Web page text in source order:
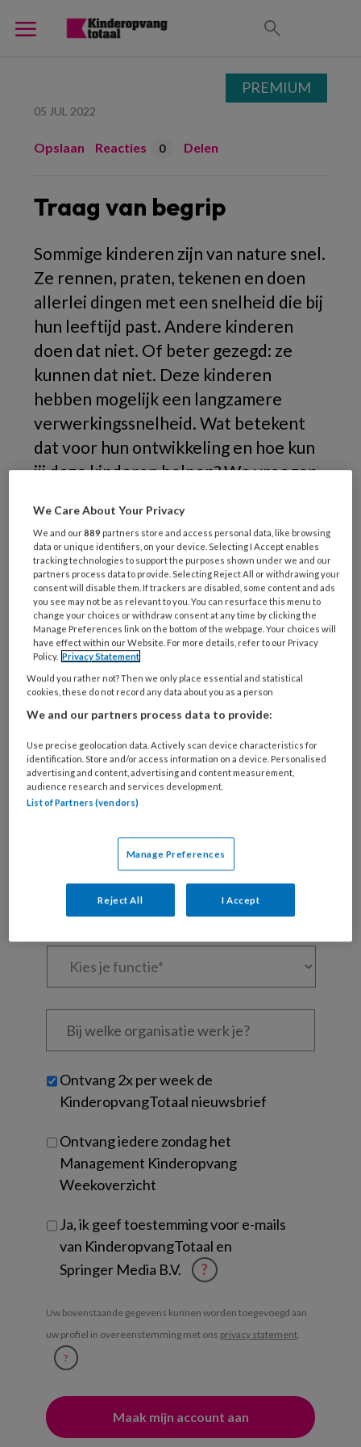
05 JUL 2022
Opslaan Reacties 0 Delen
Traag van begrip
Sommige kinderen zijn van nature snel.
Ze rennen, praten, tekenen en doen
allerlei dingen met een snelheid die bij
hun leeftijd past. Andere kinderen
doen dat niet. Of beter gezegd: ze
kunnen dat niet. Deze kinderen
hebben mogelijk een langzamere
verwerkingssnelheid. Wat betekent
dat voor hun ontwikkeling en hoe kun
jij deze kinderen helpen? We vroegen
Elly de Geus.
Misschien
REGISTREREN
Wil je dit artikel lezen?
Maak gratis een account aan en lees 2
Al een account of abonnement?Log dan in
mailadres?
Kies
wachtwoord* *
Kies
Bij
welke
je?
Untitled
Ontvang 2x per week de
KinderopvangTotaal nieuwsbrief
Ontvang iedere zondag het
Management Kinderopvang
Weekoverzicht
Ja, ik geef toestemming voor e-mails
van KinderopvangTotaal en
Springer Media B.V.
?
Uw bovenstaande gegevens kunnen worden toegevoegd aan
uw profiel in overeenstemming met ons privacy statement.
?
PREMIUM
We Care About Your Privacy
We and our889 partners store and access personal data, like browsing
data or unique identifiers, on your device. Selecting I Accept enables
tracking technologies to support the purposes shown under we and our
partners process data to provide. Selecting Reject All or withdrawing your
consent will disable them. If trackers are disabled, some content and ads
you see may not be as relevant to you. You can resurface this menu to
change your choices or withdraw consent at any time by clicking the
Manage Preferences link on the bottom of the webpage. Your choices will
have effect within our Website. For more details, refer to our Privacy
Policy. Privacy Statement
Would you rather not? Then we only place essential and statistical
cookies, these do not record any data about you as a person
We and our partners process data to provide:
Use precise geolocation data. Actively scan device characteristics for
identification. Store and/or access information on a device. Personalised
advertising and content, advertising and content measurement,
audience research and services development.
List of Partners (vendors)
Manage Preferences
Reject All I Accept